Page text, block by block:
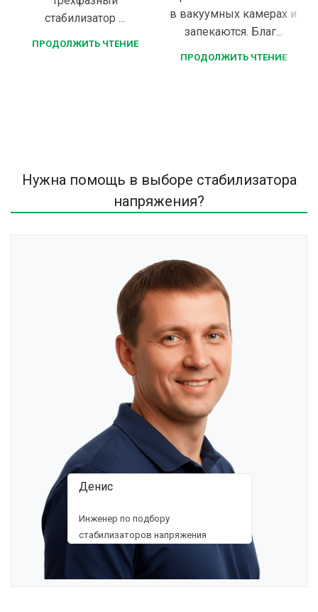
стабилизатор ...
ПРОДОЛЖИТЬ ЧТЕНИЕ
в вакуумных камерах и
запекаются. Благ...
ПРОДОЛЖИТЬ ЧТЕНИЕ
Нужна помощь в выборе стабилизатора
напряжения?
Денис
Инженер по подбору
стабилизаторов напряжения